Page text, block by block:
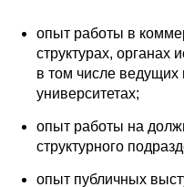
Российская
Мониторинга
экономика
Образование и
опыт работы в
структурах, органах
в том числе ведущих
университетах;
опыт работы на
структурного
опыт публичных